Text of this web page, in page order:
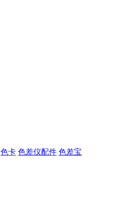
色卡 色差仪配件 色差宝